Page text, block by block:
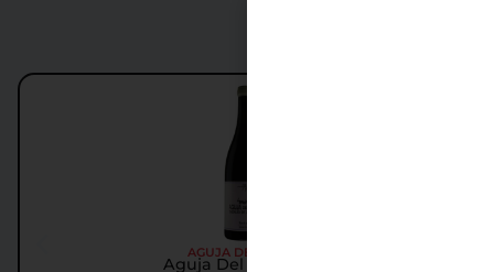
AGUJA DEL FRAILE
Aguja Del Fraile 2017